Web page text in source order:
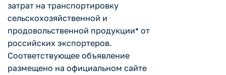
затрат на транспортировку
сельскохозяйственной и
продовольственной продукции* от
российских экспортеров.
Соответствующее объявление
размещено на официальном сайте